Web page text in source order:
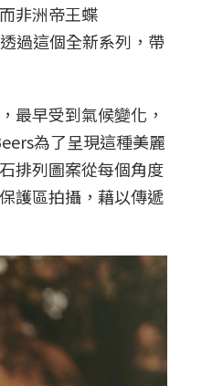
非洲帝王蝶
過這個全新系列，帶
最早受到氣候變化，
為了呈現這種美麗
排列圖案從每個角度
護區拍攝，藉以傳遞